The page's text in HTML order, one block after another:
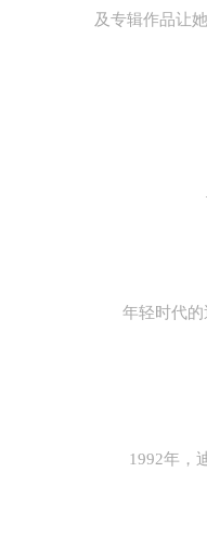
及专辑作品让
——
年轻时代的迪
1992年，迪